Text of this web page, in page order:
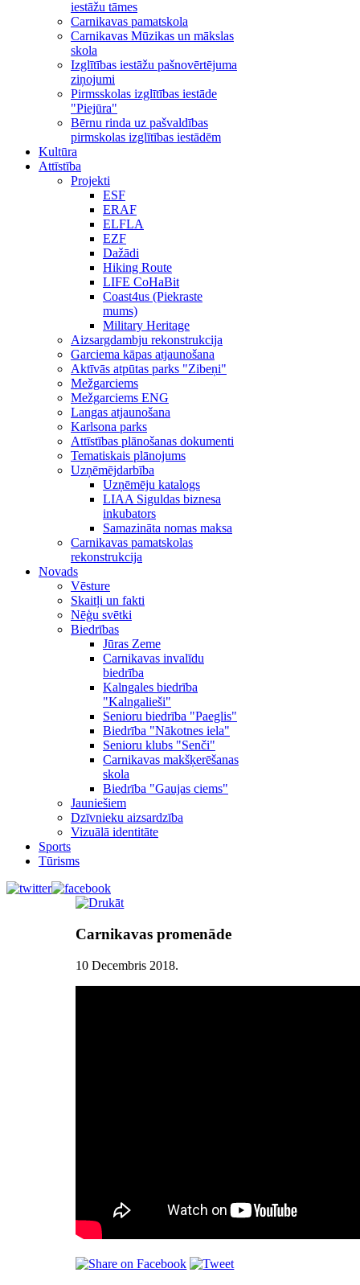
iestāžu tāmes
Carnikavas pamatskola
Carnikavas Mūzikas un mākslas
skola
Izglītības iestāžu pašnovērtējuma
ziņojumi
Pirmsskolas izglītības iestāde
"Piejūra"
Bērnu rinda uz pašvaldības
pirmskolas izglītības iestādēm
Kultūra
Attīstība
Projekti
ESF
ERAF
ELFLA
EZF
Dažādi
Hiking Route
LIFE CoHaBit
Coast4us (Piekraste
mums)
Military Heritage
Aizsargdambju rekonstrukcija
Garciema kāpas atjaunošana
Aktīvās atpūtas parks "Zibeņi"
Mežgarciems
Mežgarciems ENG
Langas atjaunošana
Karlsona parks
Attīstības plānošanas dokumenti
Tematiskais plānojums
Uzņēmējdarbība
Uzņēmēju katalogs
LIAA Siguldas biznesa
inkubators
Samazināta nomas maksa
Carnikavas pamatskolas
rekonstrukcija
Novads
Vēsture
Skaitļi un fakti
Nēģu svētki
Biedrības
Jūras Zeme
Carnikavas invalīdu
biedrība
Kalngales biedrība
"Kalngalieši"
Senioru biedrība "Paeglis"
Biedrība "Nākotnes iela"
Senioru klubs "Senči"
Carnikavas makšķerēšanas
skola
Biedrība "Gaujas ciems"
Jauniešiem
Dzīvnieku aizsardzība
Vizuālā identitāte
Sports
Tūrisms
Carnikavas promenāde
10 Decembris 2018.